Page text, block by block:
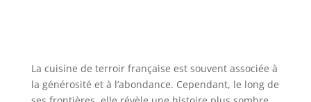
La cuisine de terroir française est souvent associée à
la générosité et à l’abondance. Cependant, le long de